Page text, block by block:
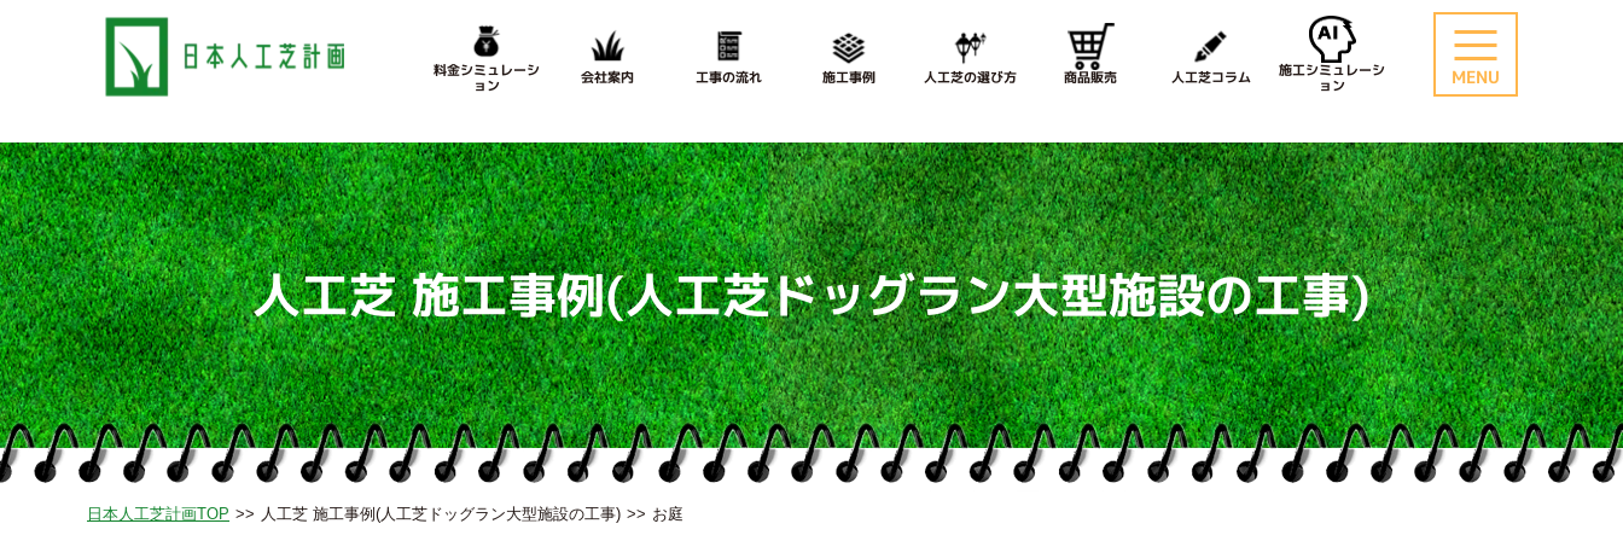
料金シミュレーシ
ョン
会社案内 工事の流れ 施工事例 人工芝の選び方 商品販売 人工芝コラム
施工シミュレーシ
ョン
MENU
人工芝 施工事例(人工芝ドッグラン大型施設の工事)
日本人工芝計画TOP 人工芝 施工事例(人工芝ドッグラン大型施設の工事) お庭